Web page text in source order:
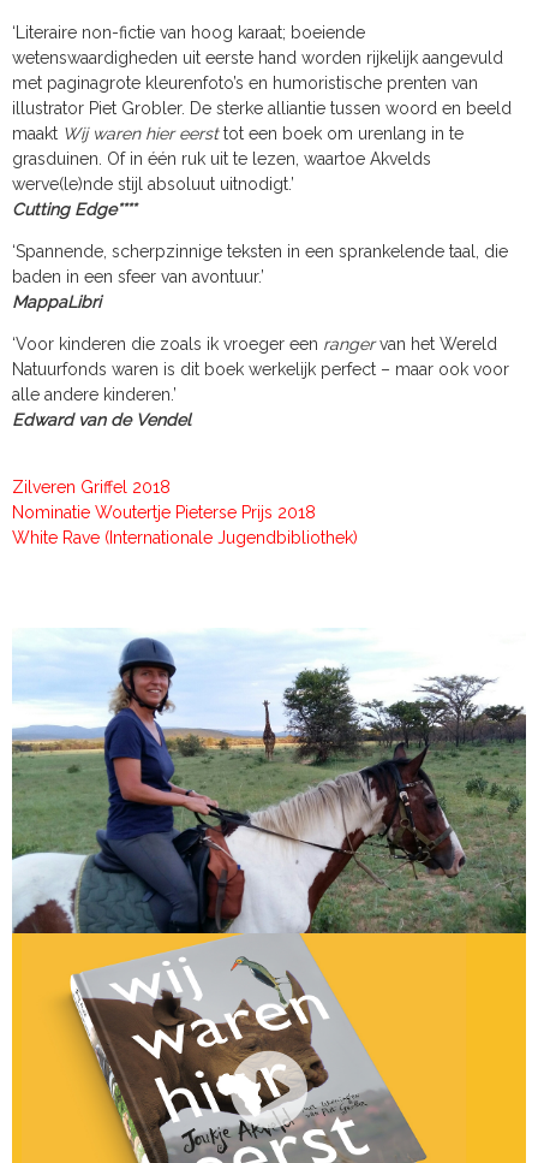
‘Literaire non-fictie van hoog karaat; boeiende
wetenswaardigheden uit eerste hand worden rijkelijk aangevuld
met paginagrote kleurenfoto’s en humoristische prenten van
illustrator Piet Grobler. De sterke alliantie tussen woord en beeld
maakt Wij waren hier eersttot een boek om urenlang in te
grasduinen. Of in één ruk uit te lezen, waartoe Akvelds
werve(le)nde stijl absoluut uitnodigt.’
Cutting Edge****
‘Spannende, scherpzinnige teksten in een sprankelende taal, die
baden in een sfeer van avontuur.’
MappaLibri
‘Voor kinderen die zoals ik vroeger een rangervan het Wereld
Natuurfonds waren is dit boek werkelijk perfect – maar ook voor
alle andere kinderen.’
Edward van de Vendel
Zilveren Griffel 2018
Nominatie Woutertje Pieterse Prijs 2018
White Rave (Internationale Jugendbibliothek)